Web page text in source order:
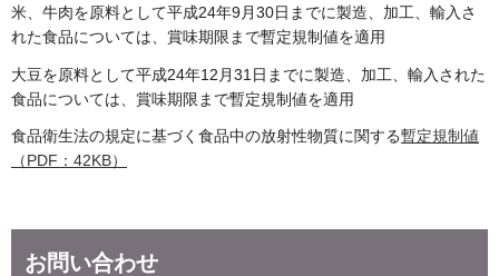
米、牛肉を原料として平成24年9月30日までに製造、加工、輸入さ
れた食品については、賞味期限まで暫定規制値を適用
大豆を原料として平成24年12月31日までに製造、加工、輸入された
食品については、賞味期限まで暫定規制値を適用
食品衛生法の規定に基づく食品中の放射性物質に関する暫定規制値
（PDF：42KB）
お問い合わせ